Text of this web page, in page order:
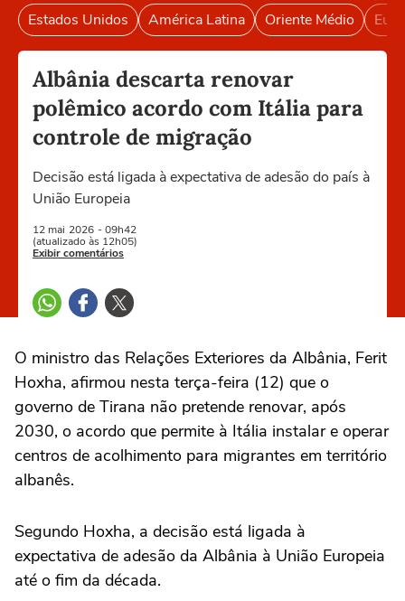
Estados Unidos América Latina Oriente Médio
Albânia descarta renovar
polêmico acordo com Itália para
controle de migração
Decisão está ligada à expectativa de adesão do país à
União Europeia
12 mai 2026 - 09h42
(atualizado às 12h05)
Exibir comentários
O ministro das Relações Exteriores da Albânia, Ferit
Hoxha, afirmou nesta terça-feira (12) que o
governo de Tirana não pretende renovar, após
2030, o acordo que permite à Itália instalar e operar
centros de acolhimento para migrantes em território
albanês.
Segundo Hoxha, a decisão está ligada à
expectativa de adesão da Albânia à União Europeia
até o fim da década.